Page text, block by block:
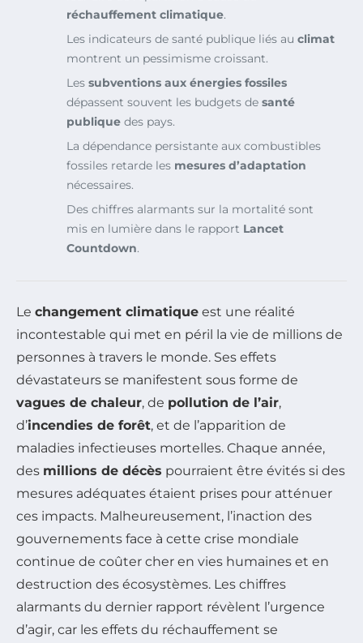
réchauffement climatique.
Les indicateurs de santé publique liés au climat
montrent un pessimisme croissant.
Les subventions aux énergies fossiles
dépassent souvent les budgets de santé
publique des pays.
La dépendance persistante aux combustibles
fossiles retarde les mesures d’adaptation
nécessaires.
Des chiffres alarmants sur la mortalité sont
mis en lumière dans le rapport Lancet
Countdown.
Le changement climatique est une réalité
incontestable qui met en péril la vie de millions de
personnes à travers le monde. Ses effets
dévastateurs se manifestent sous forme de
vagues de chaleur, de pollution de l’air,
d’incendies de forêt, et de l’apparition de
maladies infectieuses mortelles. Chaque année,
des millions de décès pourraient être évités si des
mesures adéquates étaient prises pour atténuer
ces impacts. Malheureusement, l’inaction des
gouvernements face à cette crise mondiale
continue de coûter cher en vies humaines et en
destruction des écosystèmes. Les chiffres
alarmants du dernier rapport révèlent l’urgence
d’agir, car les effets du réchauffement se